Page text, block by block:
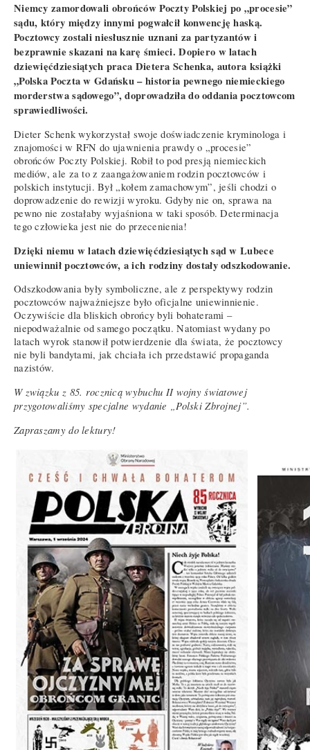
Niemcy zamordowali obrońców Poczty Polskiej po „procesie”
sądu, który między innymi pogwałcił konwencję haską.
Pocztowcy zostali niesłusznie uznani za partyzantów i
bezprawnie skazani na karę śmieci. Dopiero w latach
dziewięćdziesiątych praca Dietera Schenka, autora książki
„Polska Poczta w Gdańsku – historia pewnego niemieckiego
morderstwa sądowego”, doprowadziła do oddania pocztowcom
sprawiedliwości.
Dieter Schenk wykorzystał swoje doświadczenie kryminologa i
znajomości w RFN do ujawnienia prawdy o „procesie”
obrońców Poczty Polskiej. Robił to pod presją niemieckich
mediów, ale za to z zaangażowaniem rodzin pocztowców i
polskich instytucji. Był „kołem zamachowym”, jeśli chodzi o
doprowadzenie do rewizji wyroku. Gdyby nie on, sprawa na
pewno nie zostałaby wyjaśniona w taki sposób. Determinacja
tego człowieka jest nie do przecenienia!
Dzięki niemu w latach dziewięćdziesiątych sąd w Lubece
uniewinnił pocztowców, a ich rodziny dostały odszkodowanie.
Odszkodowania były symboliczne, ale z perspektywy rodzin
pocztowców najważniejsze było oficjalne uniewinnienie.
Oczywiście dla bliskich obrońcy byli bohaterami –
niepodważalnie od samego początku. Natomiast wydany po
latach wyrok stanowił potwierdzenie dla świata, że pocztowcy
nie byli bandytami, jak chciała ich przedstawić propaganda
nazistów.
W związku z 85. rocznicą wybuchu II wojny światowej
przygotowaliśmy specjalne wydanie „Polski Zbrojnej”.
Zapraszamy do lektury!